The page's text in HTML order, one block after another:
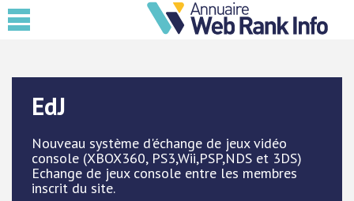
EdJ
Nouveau système d'échange de jeux vidéo
console (XBOX360, PS3,Wii,PSP,NDS et 3DS)
Echange de jeux console entre les membres
inscrit du site.